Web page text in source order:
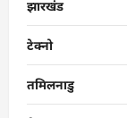
झारखंड
टेक्नो
तमिलनाडु